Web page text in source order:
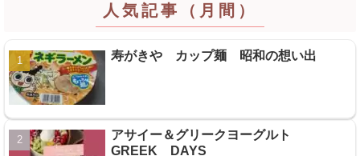
人気記事（月間）
寿がきや カップ麺 昭和の想い出
アサイー＆グリークヨーグルト
GREEK DAYS